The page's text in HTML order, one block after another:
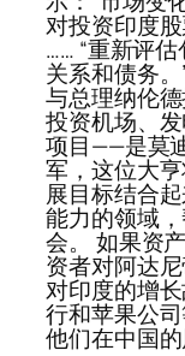
对投资印度
…… “重新评
关系和债务
与总理纳伦
投资机场、
项目——是莫
军，这位大
展目标结合
能力的领域
会。 如果资
资者对阿达
对印度的增
行和苹果公
他们在中国的